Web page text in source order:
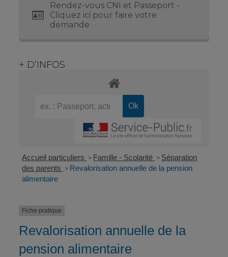
Rendez-vous CNI et Passeport -
Cliquez ici pour faire votre
demande
+ D’INFOS
Accueil particuliers > Famille - Scolarité > Séparation
des parents > Revalorisation annuelle de la pension
alimentaire
Fiche pratique
Revalorisation annuelle de la
pension alimentaire